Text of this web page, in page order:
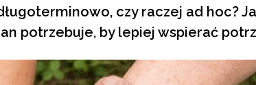
czy raczej ad hoc?
potrzebuje, by lepiej wspierać